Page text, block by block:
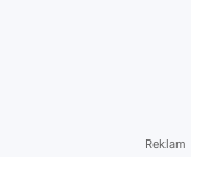
Reklam